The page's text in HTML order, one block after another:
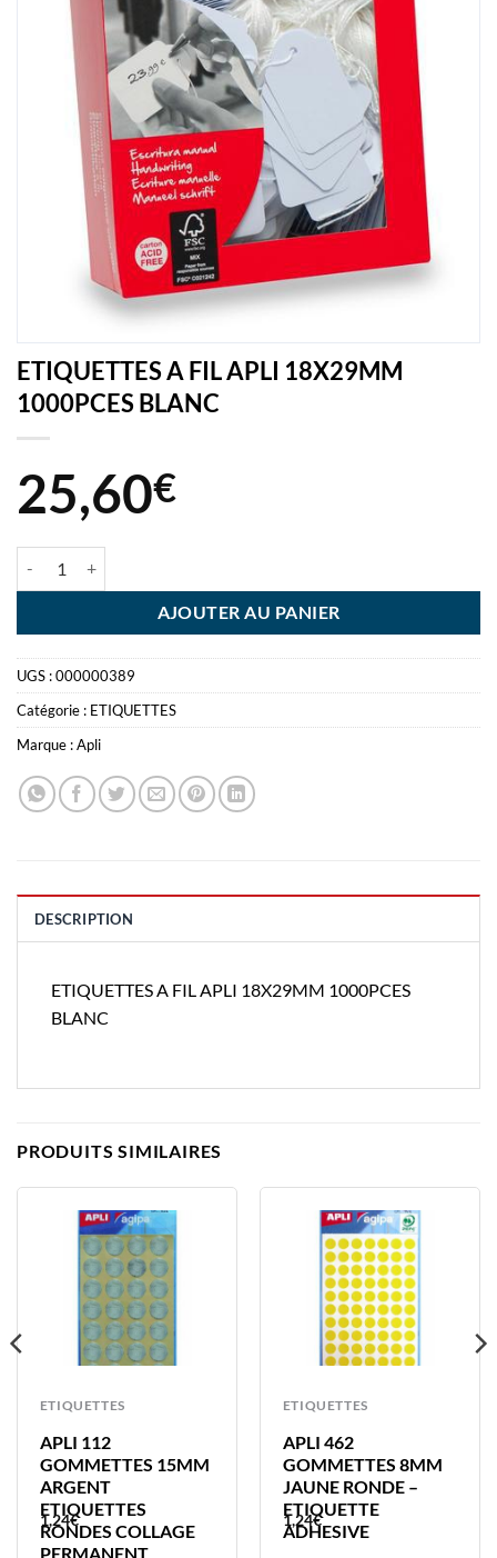
ETIQUETTES A FIL APLI 18X29MM
1000PCES BLANC
25,60€
AJOUTER AU PANIER
UGS :000000389
Catégorie : ETIQUETTES
Marque :Apli
DESCRIPTION
ETIQUETTES A FIL APLI 18X29MM 1000PCES
BLANC
PRODUITS SIMILAIRES
ETIQUETTES
APLI 112
GOMMETTES 15MM
ARGENT
ETIQUETTES
RONDES COLLAGE
PERMANENT
1,24€
ETIQUETTES
APLI 462
GOMMETTES 8MM
JAUNE RONDE –
ETIQUETTE
ADHESIVE
1,24€